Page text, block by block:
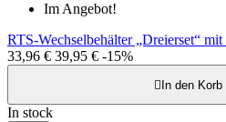
Im Angebot!
RTS-Wechselbehälter „Dreierset“
33,96 € 39,95 € -15%
 In den
In stock